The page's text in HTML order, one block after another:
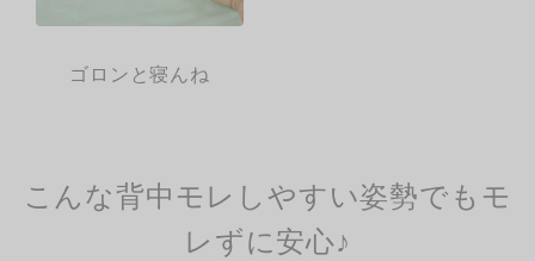
ゴロンと寝んね
こんな背中モレしやすい姿勢でもモ
レずに安心♪